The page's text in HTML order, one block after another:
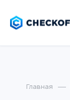
Главная